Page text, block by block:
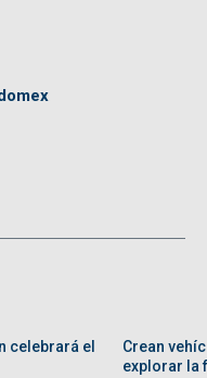
celebrará el
Crean
explorar la